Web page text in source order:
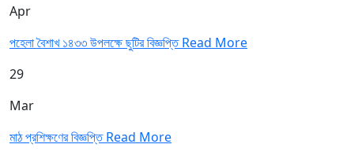
Apr
পহেলা বৈশাখ ১৪৩৩ উপলক্ষে ছুটির বিজ্ঞপ্তিRead More
29
Mar
মাঠ প্রশিক্ষণের বিজ্ঞপ্তিRead More